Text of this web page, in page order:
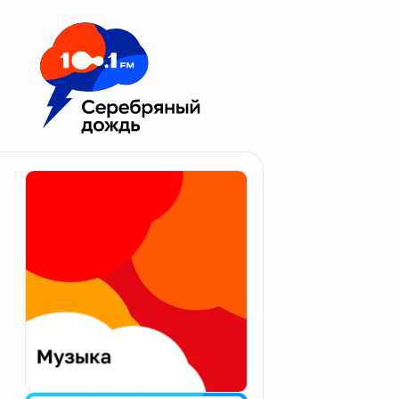
Москва 100.1 FM
Апатиты
Екатеринбург
Калининград
Калуга